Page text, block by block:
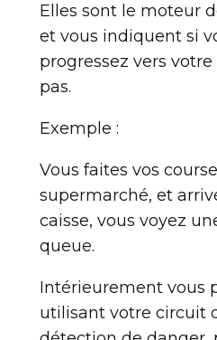
Elles sont le moteur
et vous indiquent si
progressez vers
pas.
Exemple :
Vous faites vos
supermarché, et
caisse, vous voyez
queue.
Intérieurement vous
utilisant votre circuit